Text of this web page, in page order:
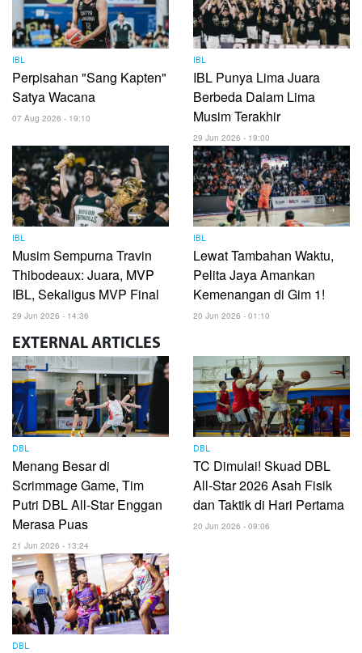
IBL
Perpisahan "Sang Kapten"
Satya Wacana
07 Aug 2026 - 19:10
IBL
IBL Punya Lima Juara
Berbeda Dalam Lima
Musim Terakhir
29 Jun 2026 - 19:00
IBL
Musim Sempurna Travin
Thibodeaux: Juara, MVP
IBL, Sekaligus MVP Final
29 Jun 2026 - 14:36
IBL
Lewat Tambahan Waktu,
Pelita Jaya Amankan
Kemenangan di Gim 1!
20 Jun 2026 - 01:10
EXTERNAL ARTICLES
DBL
Menang Besar di
Scrimmage Game, Tim
Putri DBL All-Star Enggan
Merasa Puas
21 Jun 2026 - 13:24
DBL
TC Dimulai! Skuad DBL
All-Star 2026 Asah Fisik
dan Taktik di Hari Pertama
20 Jun 2026 - 09:06
DBL